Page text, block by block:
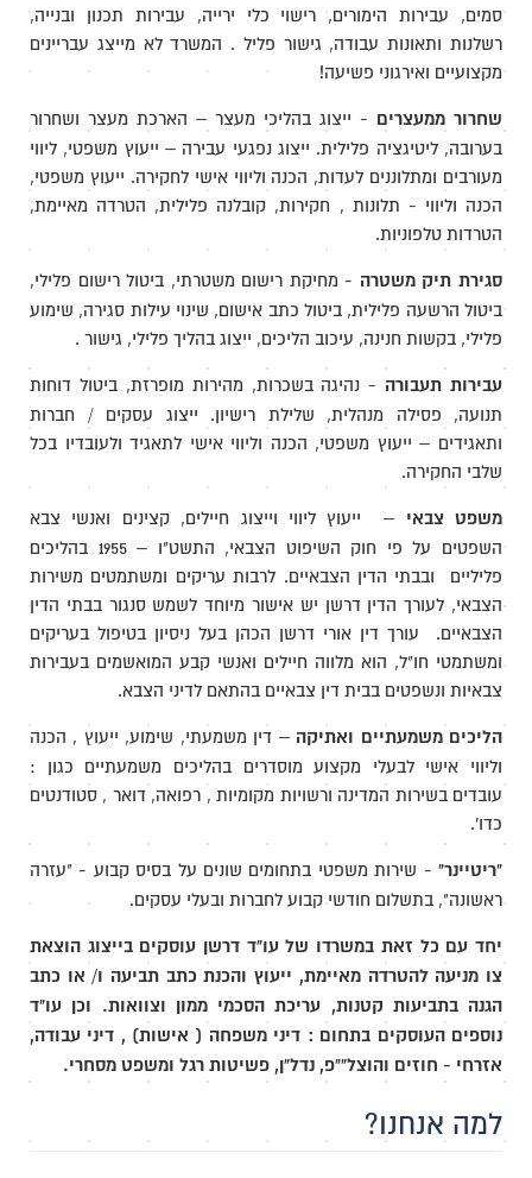
סמים, עבירות הימורים, רישוי כלי ירייה, עבירות תכנון ובנייה,
רשלנות ותאונות עבודה, גישור פליל . המשרד לא מייצג עבריינים
מקצועיים ואירגוני פשיעה!
שחרור ממעצרים - ייצוג בהליכי מעצר – הארכת מעצר ושחרור
בערובה, ליטיגציה פלילית. ייצוג נפגעי עבירה – ייעוץ משפטי, ליווי
מעורבים ומתלוננים לעדות, הכנה וליווי אישי לחקירה. ייעוץ משפטי,
הכנה וליווי - תלונות , חקירות, קובלנה פלילית, הטרדה מאיימת,
הטרדות טלפוניות.
סגירת תיק משטרה - מחיקת רישום משטרתי, ביטול רישום פלילי,
ביטול הרשעה פלילית, ביטול כתב אישום, שינוי עילות סגירה, שימוע
פלילי, בקשות חנינה, עיכוב הליכים, ייצוג בהליך פלילי, גישור .
עבירות תעבורה - נהיגה בשכרות, מהירות מופרזת, ביטול דוחות
תנועה, פסילה מנהלית, שלילת רישיון. ייצוג עסקים / חברות
ותאגידים – ייעוץ משפטי, הכנה וליווי אישי לתאגיד ולעובדיו בכל
שלבי החקירה.
משפט צבאי – ייעוץ ליווי וייצוג חיילים, קצינים ואנשי צבא
השפטים על פי חוק השיפוט הצבאי, התשט"ו – 1955 בהליכים
פליליים ובבתי הדין הצבאיים. לרבות עריקים ומשתמטים משירות
הצבאי, לעורך הדין דרשן יש אישור מיוחד לשמש סנגור בבתי הדין
הצבאיים. עורך דין אורי דרשן הכהן בעל ניסיון בטיפול בעריקים
ומשתמטי חו"ל, הוא מלווה חיילים ואנשי קבע המואשמים בעבירות
צבאיות ונשפטים בבית דין צבאיים בהתאם לדיני הצבא.
הליכים משמעתיים ואתיקה – דין משמעתי, שימוע, ייעוץ , הכנה
וליווי אישי לבעלי מקצוע מוסדרים בהליכים משמעתיים כגון :
עובדים בשירות המדינה ורשויות מקומיות , רפואה, דואר , סטודנטים
כדו'.
"ריטיינר" - שירות משפטי בתחומים שונים על בסיס קבוע - "עזרה
ראשונה", בתשלום חודשי קבוע לחברות ובעלי עסקים.
יחד עם כל זאת במשרדו של עו"ד דרשן עוסקים בייצוג הוצאת
צו מניעה להטרדה מאיימת, ייעוץ והכנת כתב תביעה ו/ או כתב
הגנה בתביעות קטנות, עריכת הסכמי ממון וצוואות. וכן עו"ד
נוספים העוסקים בתחום : דיני משפחה ( אישות) , דיני עבודה,
אזרחי - חוזים והוצל""פ, נדל"ן, פשיטות רגל ומשפט מסחרי.
למה אנחנו?